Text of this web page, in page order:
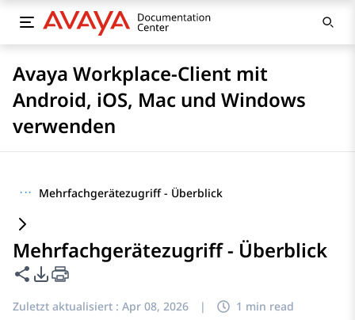
Avaya Workplace-Client mit
Android, iOS, Mac und Windows
verwenden
··· Mehrfachgerätezugriff - Überblick
Mehrfachgerätezugriff - Überblick
Diese Seite teilen
PDF-Exportoptionen
Zuletzt aktualisiert : Apr 08, 2026 | 1 min read